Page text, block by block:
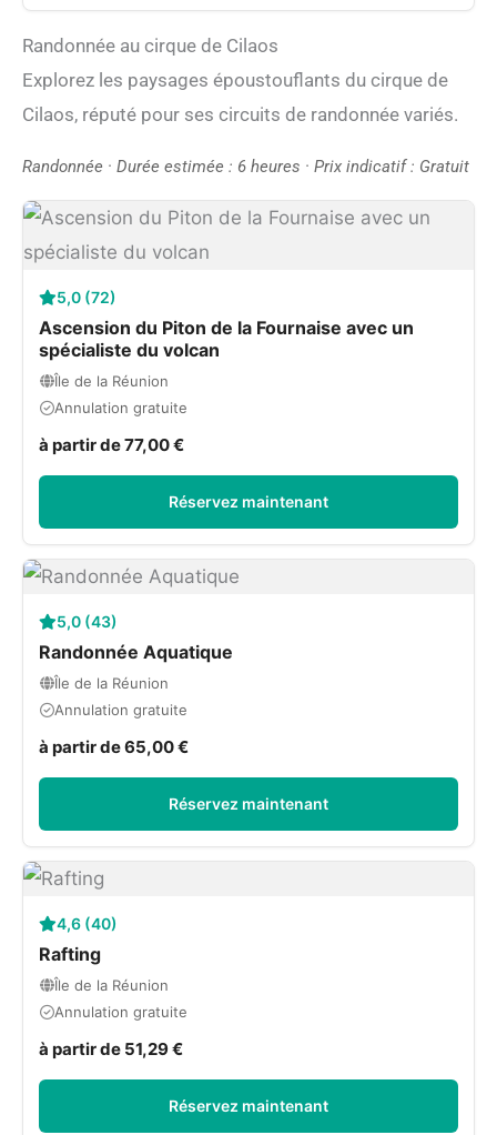
Randonnée au cirque de Cilaos
Explorez les paysages époustouflants du cirque de
Cilaos, réputé pour ses circuits de randonnée variés.
Randonnée · Durée estimée : 6 heures · Prix indicatif : Gratuit
5,0 (72)
Ascension du Piton de la Fournaise avec un
spécialiste du volcan
Île de la Réunion
Annulation gratuite
à partir de 77,00 €
Réservez maintenant
5,0 (43)
Randonnée Aquatique
Île de la Réunion
Annulation gratuite
à partir de 65,00 €
Réservez maintenant
4,6 (40)
Rafting
Île de la Réunion
Annulation gratuite
à partir de 51,29 €
Réservez maintenant